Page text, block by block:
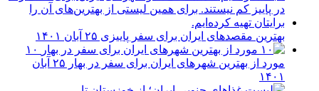
بهترین مقصدهای ایران برای سفر پاییزی ۲۵ آبان ۱۴۰۱
۱۰
مورد از بهترین شهرهای ایران برای سفر در بهار
۲۵ آبان
۱۴۰۱